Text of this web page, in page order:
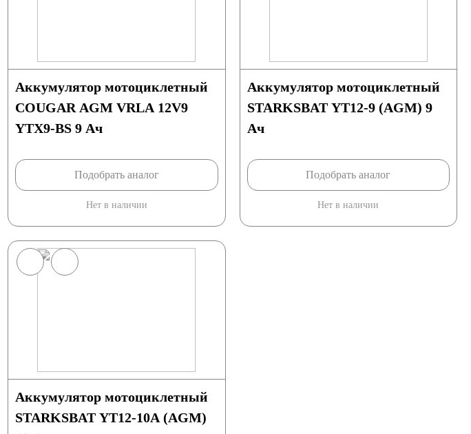
Аккумулятор мотоциклетный
COUGAR AGM VRLA 12V9
YTX9-BS 9 Ач
Подобрать аналог
Нет в наличии
Аккумулятор мотоциклетный
STARKSBAT YT12-9 (AGM) 9
Ач
Подобрать аналог
Нет в наличии
Аккумулятор мотоциклетный
STARKSBAT YT12-10A (AGM)